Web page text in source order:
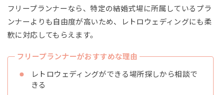
フリープランナーなら、特定の結婚式場に所属しているプラ
ンナーよりも自由度が高いため、レトロウェディングにも柔
軟に対応してもらえます。
フリープランナーがおすすめな理由
レトロウェディングができる場所探しから相談で
きる